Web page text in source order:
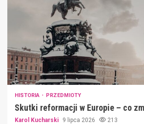
HISTORIA PRZEDMIOTY
Skutki reformacji w Europie – co
Karol Kucharski 9 lipca 2026 213